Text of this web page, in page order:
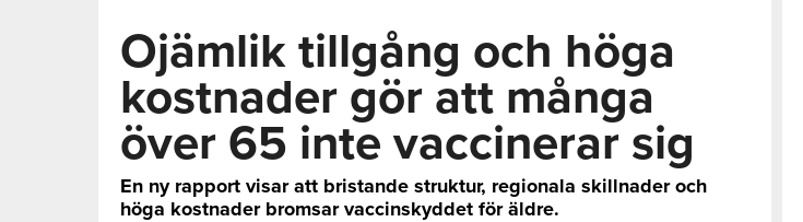
Ojämlik tillgång och höga
kostnader gör att många
över 65 inte vaccinerar sig
En ny rapport visar att bristande struktur, regionala skillnader och
höga kostnader bromsar vaccinskyddet för äldre.